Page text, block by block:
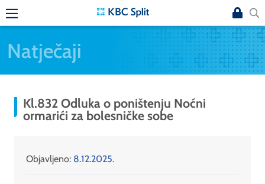
Natječaji
Kl.832 Odluka o poništenju Noćni
ormarići za bolesničke sobe
Objavljeno: 8.12.2025.